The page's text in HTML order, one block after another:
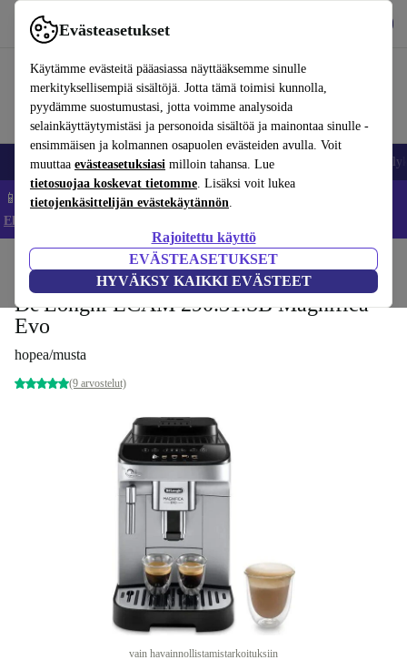
Evästeasetukset
Käytämme evästeitä pääasiassa näyttääksemme sinulle
merkityksellisempiä sisältöjä. Jotta tämä toimisi kunnolla,
pyydämme suostumustasi, jotta voimme analysoida
selainkäyttäytymistäsi ja personoida sisältöä ja mainontaa sinulle -
ensimmäisen ja kolmannen osapuolen evästeiden avulla. Voit
muuttaa evästeasetuksiasi milloin tahansa. Lue
tietosuojaa koskevat tietomme. Lisäksi voit lukea
tietojenkäsittelijän evästekäytännön.
Rajoitettu käyttö
EVÄSTEASETUKSET
HYVÄKSY KAIKKI EVÄSTEET
Käytä refurbed-palvelua nopeasti ja helposti
Matkapuhelimet ja älypuhelimet Kannettavat tietokoneet
📱 Säästä 5 % LISÄÄ iPhoneista – Koodi: IPHONEDEAL –
Ehdot ja säännöt
Juomat Kahvi
De'Longhi ECAM 290.31.SB Magnifica
Evo
hopea/musta
(9 arvostelut)
vain havainnollistamistarkoituksiin